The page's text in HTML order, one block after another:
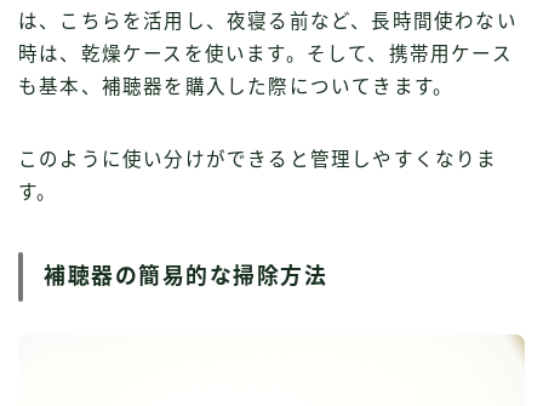
は、こちらを活用し、夜寝る前など、長時間使わない
時は、乾燥ケースを使います。そして、携帯用ケース
も基本、補聴器を購入した際についてきます。
このように使い分けができると管理しやすくなりま
す。
補聴器の簡易的な掃除方法